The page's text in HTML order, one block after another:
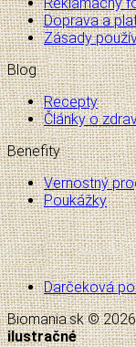
Reklamačný
Doprava a
Zásady
Blog
Recepty
Články o
Benefity
Vernostný
Poukážky
Darčeková
Biomania.sk ©
ilustračné